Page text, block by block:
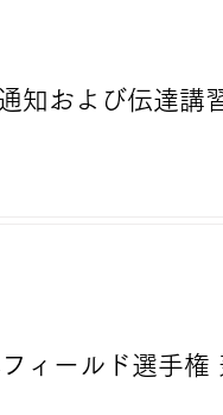
知および伝達講
ィールド選手権